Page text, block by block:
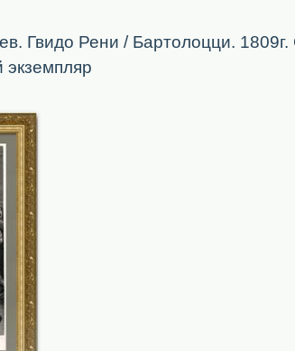
Гвидо Рени / Бартолоцци. 1809г.